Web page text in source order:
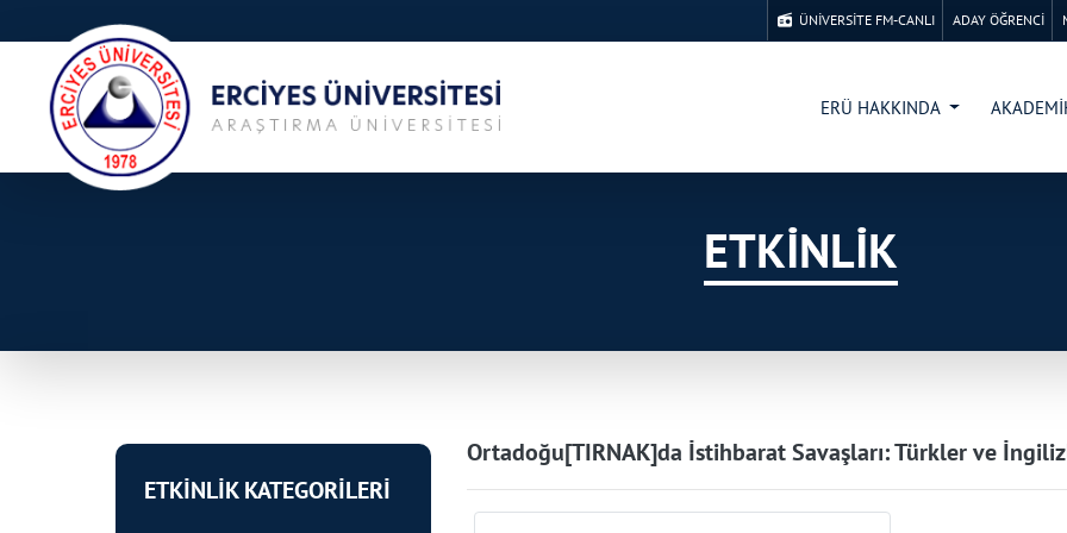
ÜNİVERSİTE FM-CANLI ADAY ÖĞRENCİ
ERÜ HAKKINDA
ETKİNLİK
ETKİNLİK KATEGORİLERİ
Ortadoğu[TIRNAK]da İstihbarat Savaşları: Türkler ve